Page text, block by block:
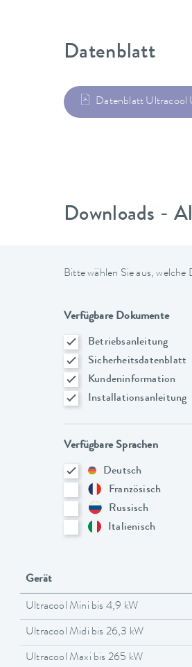
Datenblatt
Datenblatt Ultracool
Downloads -
Bitte wählen Sie aus,
Verfügbare Dokumente
Betriebsanleitung
Sicherheitsdatenblatt
Kundeninformation
Installationsanleitung
Verfügbare Sprachen
Deutsch
Französisch
Russisch
Italienisch
Gerät
Ultracool Mini bis 4,9 kW
Ultracool Midi bis 26,3 kW
Ultracool Maxi bis 265 kW